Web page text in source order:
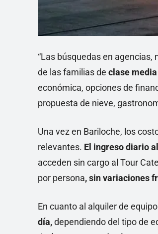
“Las búsquedas en
de las familias de clase
económica, opciones de
propuesta de nieve,
Una vez en Bariloche, los
relevantes. El ingreso diario
acceden sin cargo al Tour
por persona, sin variaciones
En cuanto al alquiler de
día,dependiendo del tipo de